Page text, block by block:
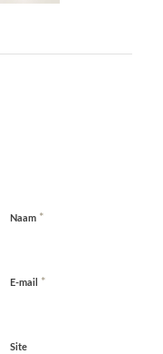
Naam *
E-mail *
Site